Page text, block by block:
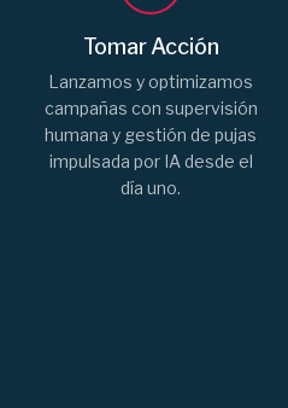
Tomar Acción
Lanzamos y optimizamos
campañas con supervisión
humana y gestión de pujas
impulsada por IA desde el
día uno.